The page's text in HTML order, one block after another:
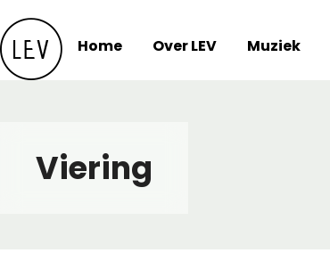
to
content
Home Over LEV Muziek
Viering